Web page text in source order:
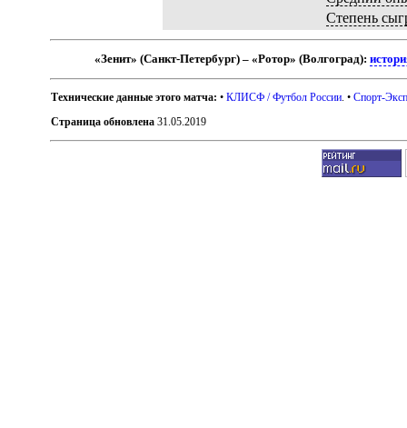
Степень
«Зенит» (Санкт-Петербург) – «Ротор» (Волгоград):
Технические данные этого матча: •КЛИСФ / Футбол России . •Спорт-
Страница обновлена 31.05.2019